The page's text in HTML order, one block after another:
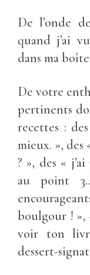
De l’onde
quand j’ai
dans ma
De votre
pertinents
recettes :
mieux. », des
? », des «
au point
boulgour ! »,
voir ton
dessert-